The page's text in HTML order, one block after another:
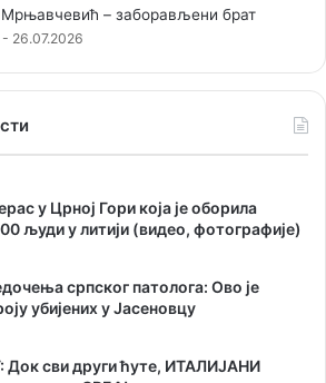
Мрњавчевић – заборављени брат
26.07.2026
у Црној Гори која је оборила
људи у литији (видео, фотографије)
српског патолога: Ово је
убијених у Јасеновцу
сви други ћуте, ИТАЛИЈАНИ